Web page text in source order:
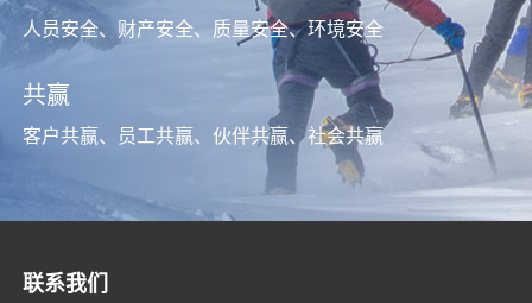
人员安全、财产安全、质量安全、环境安全
共赢
客户共赢、员工共赢、伙伴共赢、社会共赢
联系我们